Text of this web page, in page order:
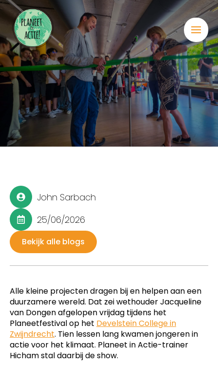
John Sarbach
25/06/2026
Bekijk alle blogs
Alle kleine projecten dragen bij en helpen aan een
duurzamere wereld. Dat zei wethouder Jacqueline
van Dongen afgelopen vrijdag tijdens het
Planeetfestival op het Develstein College in
Zwijndrecht. Tien lessen lang kwamen jongeren in
actie voor het klimaat. Planeet in Actie-trainer
Hicham stal daarbij de show.